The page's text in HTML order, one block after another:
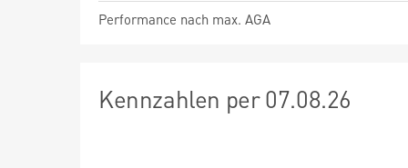
Performance nach max. AGA
Kennzahlen per 07.08.26